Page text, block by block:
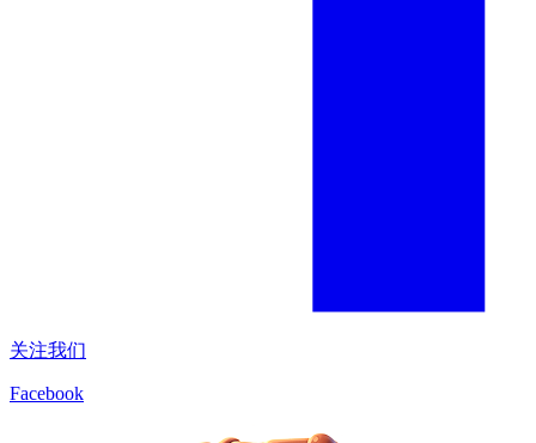
关注我们
Facebook